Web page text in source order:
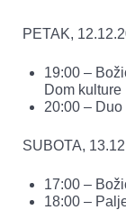
PETAK,
19:00 –
Dom kulture
20:00 – Duo
SUBOTA,
17:00 –
18:00 –